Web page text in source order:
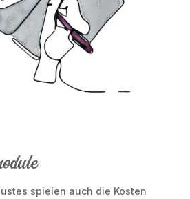
spielen auch die Kosten